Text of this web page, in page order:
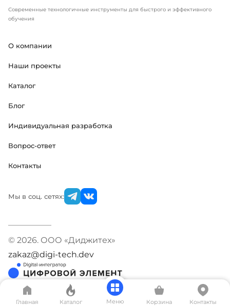
Современные технологичные инструменты для быстрого и эффективного
обучения
О компании
Наши проекты
Каталог
Блог
Индивидуальная разработка
Вопрос-ответ
Контакты
Мы в соц. сетях:
© 2026. ООО «Диджитех»
zakaz@digi-tech.dev
Главная Каталог Меню Корзина Контакты